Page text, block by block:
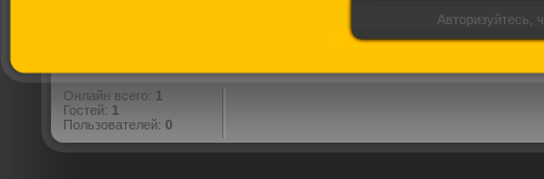
Авторизуйтесь,
Онлайн всего: 1
Гостей: 1
Пользователей: 0